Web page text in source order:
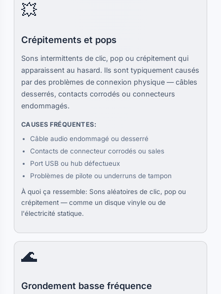
💥
Crépitements et pops
Sons intermittents de clic, pop ou crépitement qui
apparaissent au hasard. Ils sont typiquement causés
par des problèmes de connexion physique — câbles
desserrés, contacts corrodés ou connecteurs
endommagés.
CAUSES FRÉQUENTES:
Câble audio endommagé ou desserré
Contacts de connecteur corrodés ou sales
Port USB ou hub défectueux
Problèmes de pilote ou underruns de tampon
À quoi ça ressemble: Sons aléatoires de clic, pop ou
crépitement — comme un disque vinyle ou de
l'électricité statique.
🌊
Grondement basse fréquence